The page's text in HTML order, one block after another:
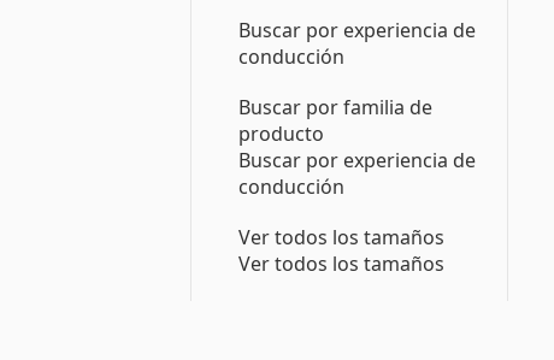
Buscar por experiencia de
conducción
Buscar por familia de
producto
Buscar por experiencia de
conducción
Ver todos los tamaños
Ver todos los tamaños